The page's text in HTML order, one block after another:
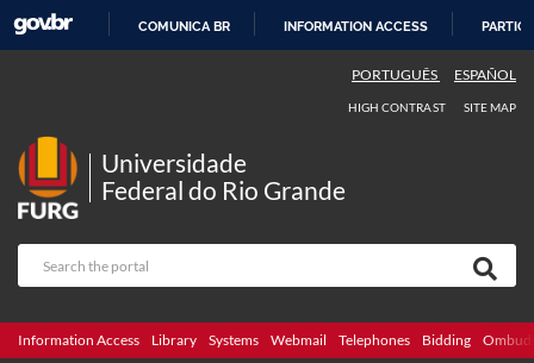
COMUNICA BR INFORMATION ACCESS
PORTUGUÊS ESPAÑOL
HIGH CONTRAST SITE MAP
Universidade
Federal do Rio Grande
Information Access Library Systems Webmail Telephones Bidding